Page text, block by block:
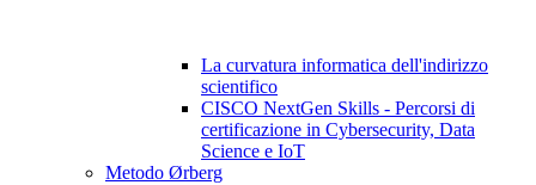
La curvatura informatica dell'indirizzo
scientifico
CISCO NextGen Skills - Percorsi di
certificazione in Cybersecurity, Data
Science e IoT
Metodo Ørberg